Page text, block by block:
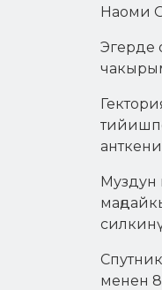
Наоми
Эгерде
Муздун
менен